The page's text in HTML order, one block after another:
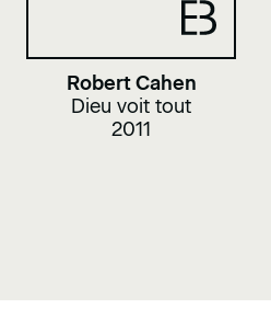
Robert Cahen
Dieu voit tout
2011